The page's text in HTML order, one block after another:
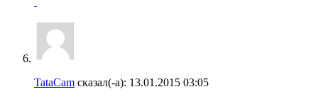
TataCam сказал(-а): 13.01.2015 03:05